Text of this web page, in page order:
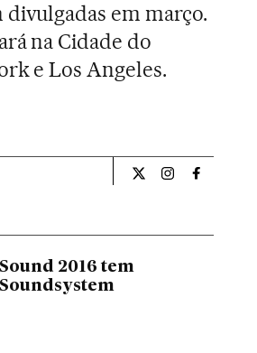
em março.
na Cidade do
e Los Angeles.
Cultura El País
Cultura El
Cultura
2016 tem